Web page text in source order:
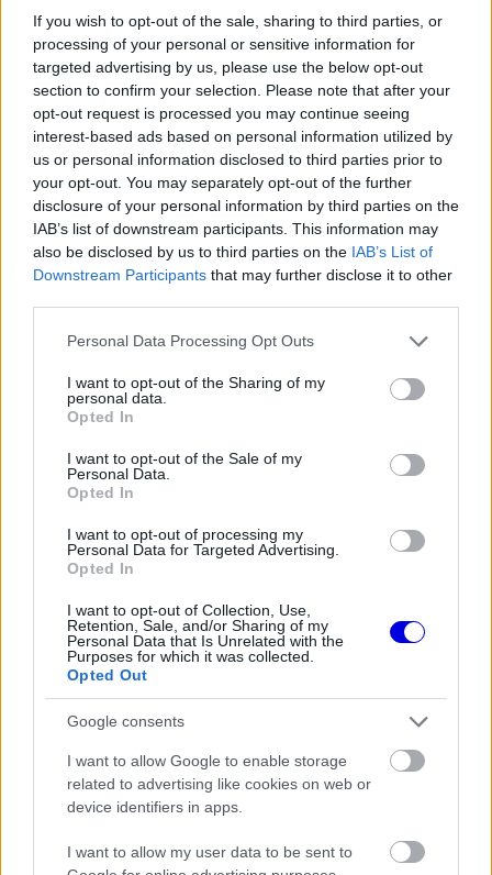
If you wish to opt-out of the sale, sharing to third parties, or
processing of your personal or sensitive information for
targeted advertising by us, please use the below opt-out
section to confirm your selection. Please note that after your
opt-out request is processed you may continue seeing
interest-based ads based on personal information utilized by
us or personal information disclosed to third parties prior to
your opt-out. You may separately opt-out of the further
disclosure of your personal information by third parties on the
IAB’s list of downstream participants. This information may
also be disclosed by us to third parties on the IAB’s List of
Downstream Participants that may further disclose it to other
Please note that this website/app uses one or more Google
not limited to your visit or usage behaviour. You may click to
grant or deny consent to Google and its third-party tags to
use your data for below specified purposes in below Google
consent section.
Personal Data Processing Opt Outs
I want to opt-out of the Sharing of my
personal data.
Opted In
I want to opt-out of the Sale of my
Personal Data.
Opted In
I want to opt-out of processing my
Personal Data for Targeted Advertising.
Opted In
I want to opt-out of Collection, Use,
Retention, Sale, and/or Sharing of my
Personal Data that Is Unrelated with the
Purposes for which it was collected.
Opted Out
Google consents
I want to allow Google to enable storage
related to advertising like cookies on web or
device identifiers in apps.
I want to allow my user data to be sent to
Hamilton az időmérőn az első sorba repítette az
autót, mindössze századokkal maradt el George
Russelltől. A Mercedesnél úgy vélik, a brit
versenyző a futamot a virtuális biztonsági autós
fázis nélkül is megnyerhette volna.
EZEKET IS AJÁNLJUK
FORMA-1
A Hondánál hisznek az áttörésben,
Martinnal
FORMA-1
Francia hatalomátvételről
Fontos kulcsembert csábított át
riválisától a Red Bull
Sports közvetítésében, mi állhat Hamilton